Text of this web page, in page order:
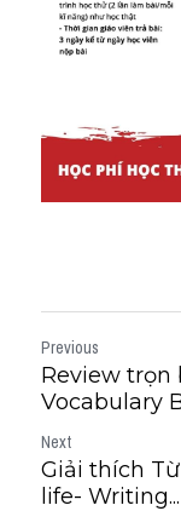
Previous
Review trọn
Vocabulary
Next
Giải thích
life- Writing...